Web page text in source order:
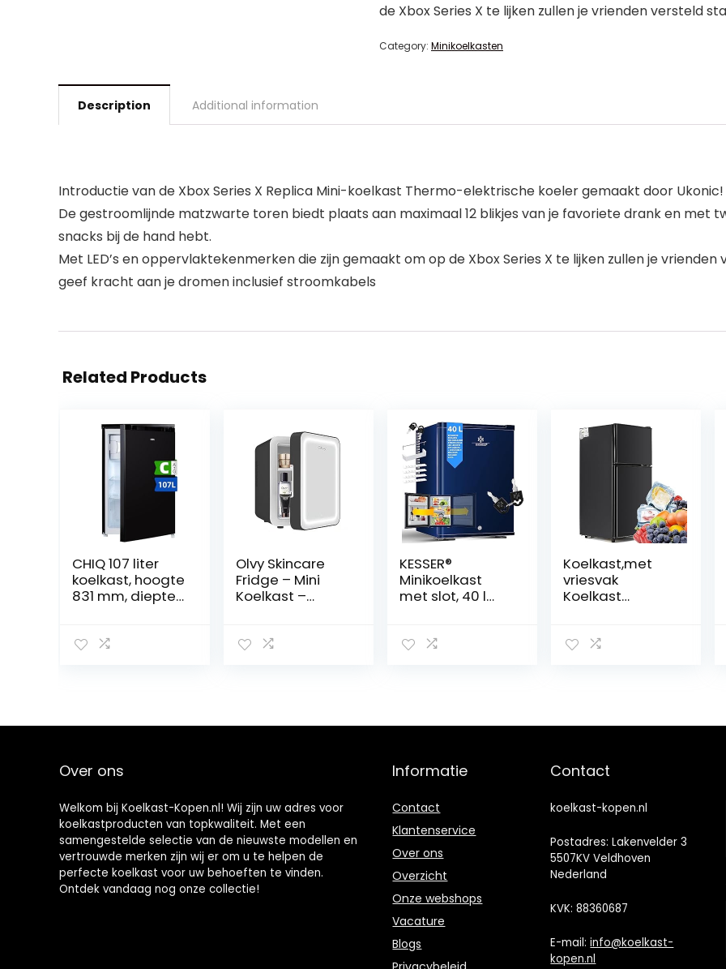
de Xbox Series X te lijken zullen je vrienden versteld
Category: Minikoelkasten
Description Additional information
Introductie van de Xbox Series X Replica Mini-koelkast Thermo-elektrische koeler gemaakt door Ukonic!
De gestroomlijnde matzwarte toren biedt plaats aan maximaal 12 blikjes van je favoriete drank en met
snacks bij de hand hebt.
Met LED’s en oppervlaktekenmerken die zijn gemaakt om op de Xbox Series X te lijken zullen je vrienden
geef kracht aan je dromen inclusief stroomkabels
Related Products
CHIQ 107 liter
koelkast, hoogte
831 mm, diepte
micro-vriesvak,
zwart
Olvy Skincare
Fridge – Mini
Koelkast –
Spiegel en
Liter
KESSER®
Minikoelkast
met slot, 40 l
Slaapkamer,
Binnenverlichtin
Koelkast,met
vriesvak
Koelkast
planken & 1
vriesvak 35db
Over ons
Welkom bij Koelkast-Kopen.nl! Wij zijn uw adres voor
koelkastproducten van topkwaliteit. Met een
samengestelde selectie van de nieuwste modellen en
vertrouwde merken zijn wij er om u te helpen de
perfecte koelkast voor uw behoeften te vinden.
Ontdek vandaag nog onze collectie!
Informatie
Contact
Klantenservice
Over ons
Overzicht
Onze webshops
Vacature
Blogs
Contact
koelkast-kopen.nl
Postadres: Lakenvelder 3
5507KV Veldhoven
Nederland
KVK: 88360687
E-mail:info@koelkast-
kopen.nl